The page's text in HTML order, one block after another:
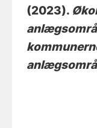
(2023).